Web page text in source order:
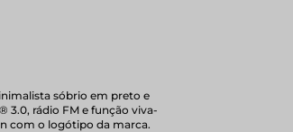
sóbrio em preto e
rádio FM e função viva-
com o logótipo da marca.